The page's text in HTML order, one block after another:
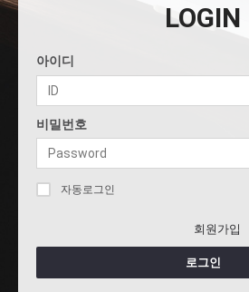
LOGIN
아이디
비밀번호
자동로그인
회원가입
로그인